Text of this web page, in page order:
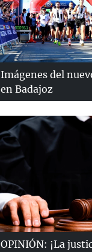
Imágenes del
en Badajoz
OPINIÓN: ¡La